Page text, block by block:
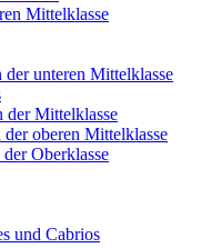
Mittelklasse
unteren Mittelklasse
der Mittelklasse
oberen Mittelklasse
Oberklasse
und Cabrios